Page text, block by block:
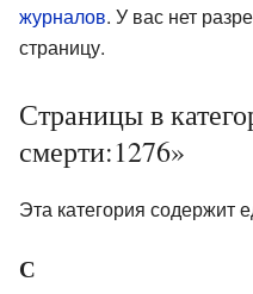
журналов. У вас нет
страницу.
Страницы в
смерти:1276»
Эта категория содержит
С